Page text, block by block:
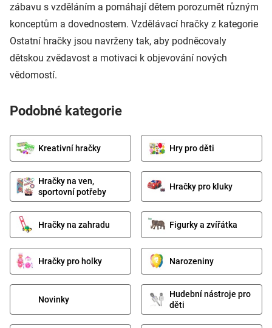
zábavu s vzděláním a pomáhají dětem porozumět různým
konceptům a dovednostem. Vzdělávací hračky z kategorie
Ostatní hračky jsou navrženy tak, aby podněcovaly
dětskou zvědavost a motivaci k objevování nových
vědomostí.
Podobné kategorie
Kreativní hračky Hry pro děti
Hračky na ven,
sportovní potřeby
Hračky pro kluky
Hračky na zahradu Figurky a zvířátka
Hračky pro holky Narozeniny
Novinky
Hudební nástroje pro
děti